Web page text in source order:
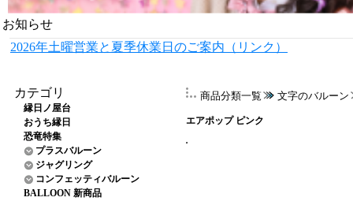
お知らせ
2026年土曜営業と夏季休業日のご案内（リンク）
カテゴリ
縁日ノ屋台
おうち縁日
恐竜特集
プラスバルーン
ジャグリング
コンフェッティバルーン
BALLOON 新商品
商品分類一覧 文字のバルーン
エアポップ ピンク